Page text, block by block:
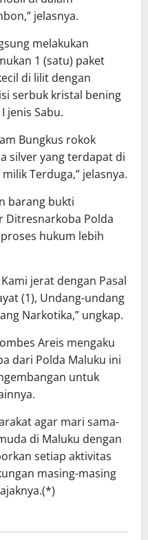
jelasnya.
melakukan
1 (satu) paket
di lilit dengan
serbuk kristal bening
jenis Sabu.
Bungkus rokok
silver yang terdapat di
Terduga,” jelasnya.
barang bukti
Ditresnarkoba Polda
hukum lebih
jerat dengan Pasal
(1), Undang-undang
Narkotika,” ungkap.
Areis mengaku
dari Polda Maluku ini
untuk
agar mari sama-
di Maluku dengan
setiap aktivitas
masing-masing